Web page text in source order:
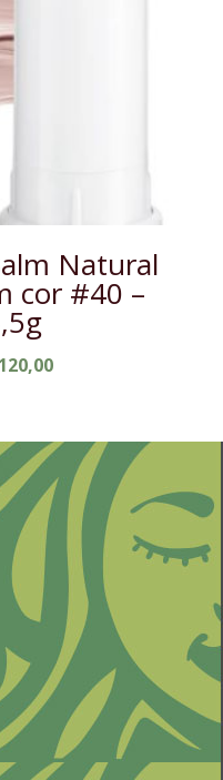
Natural
cor #40 –
O
é:
R$120,00.